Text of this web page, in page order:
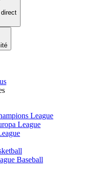
League
League
Baseball